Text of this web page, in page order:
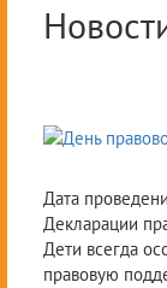
Дата
Декларации
Дети всегда
правовую